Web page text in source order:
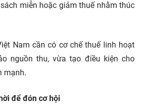
miễn hoặc giảm thuế nhằm thúc
Nam cần có cơ chế thuế linh hoạt
nguồn thu, vừa tạo điều kiện cho
mạnh.
để đón cơ hội